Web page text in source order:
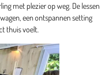
met plezier op weg. De lessen
een ontspannen setting
thuis voelt.